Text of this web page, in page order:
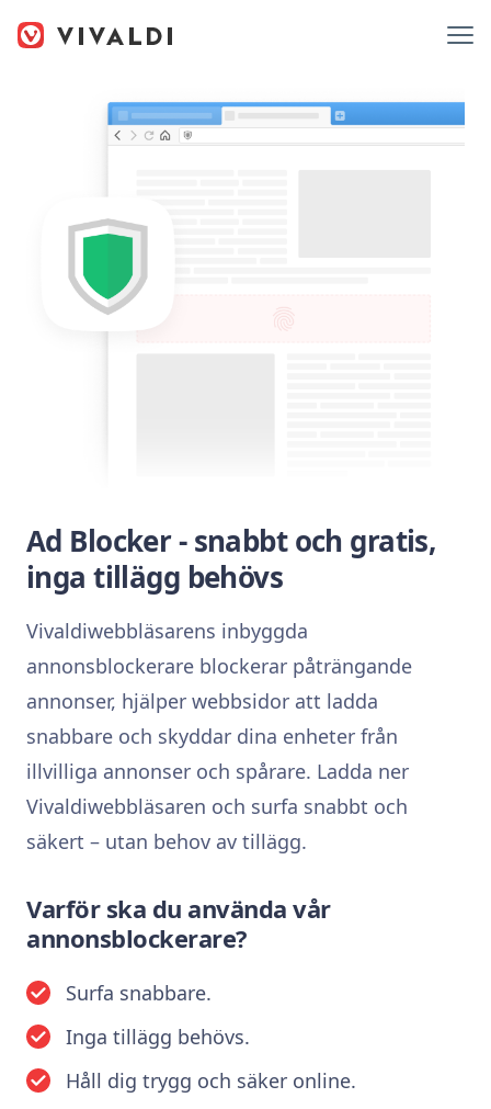
Ad Blocker - snabbt och gratis,
inga tillägg behövs
Vivaldiwebbläsarens inbyggda
annonsblockerare blockerar påträngande
annonser, hjälper webbsidor att ladda
snabbare och skyddar dina enheter från
illvilliga annonser och spårare. Ladda ner
Vivaldiwebbläsaren och surfa snabbt och
säkert – utan behov av tillägg.
Varför ska du använda vår
annonsblockerare?
Surfa snabbare.
Inga tillägg behövs.
Håll dig trygg och säker online.